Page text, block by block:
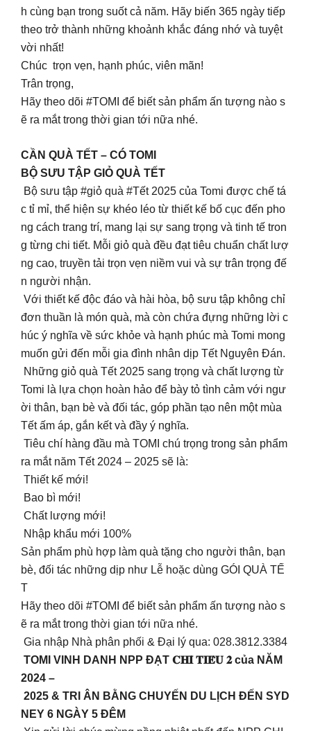
h cùng bạn trong suốt cả năm. Hãy biến 365 ngày tiếp
theo trở thành những khoảnh khắc đáng nhớ và tuyệt
vời nhất!
Chúc trọn vẹn, hạnh phúc, viên mãn!
Trân trọng,
Hãy theo dõi #TOMI để biết sản phẩm ấn tượng nào s
ẽ ra mắt trong thời gian tới nữa nhé.
CẦN QUÀ TẾT – CÓ TOMI
BỘ SƯU TẬP GIỎ QUÀ TẾT
Bộ sưu tập #giỏ quà #Tết 2025 của Tomi được chế tá
c tỉ mỉ, thể hiện sự khéo léo từ thiết kế bố cục đến pho
ng cách trang trí, mang lại sự sang trọng và tinh tế tron
g từng chi tiết. Mỗi giỏ quà đều đạt tiêu chuẩn chất lượ
ng cao, truyền tải trọn vẹn niềm vui và sự trân trọng đế
n người nhận.
Với thiết kế độc đáo và hài hòa, bộ sưu tập không chỉ
đơn thuần là món quà, mà còn chứa đựng những lời c
húc ý nghĩa về sức khỏe và hạnh phúc mà Tomi mong
muốn gửi đến mỗi gia đình nhân dịp Tết Nguyên Đán.
Những giỏ quà Tết 2025 sang trọng và chất lượng từ
Tomi là lựa chọn hoàn hảo để bày tỏ tình cảm với ngư
ời thân, bạn bè và đối tác, góp phần tạo nên một mùa
Tết ấm áp, gắn kết và đầy ý nghĩa.
Tiêu chí hàng đầu mà TOMI chú trọng trong sản phẩm
ra mắt năm Tết 2024 – 2025 sẽ là:
Thiết kế mới!
Bao bì mới!
Chất lượng mới!
Nhập khẩu mới 100%
Sản phẩm phù hợp làm quà tặng cho người thân, bạn
bè, đối tác những dịp như Lễ hoặc dùng GÓI QUÀ TẾ
T
Hãy theo dõi #TOMI để biết sản phẩm ấn tượng nào s
ẽ ra mắt trong thời gian tới nữa nhé.
Gia nhập Nhà phân phối & Đại lý qua: 028.3812.3384
TOMI VINH DANH NPP ĐẠT 𝐂𝐇𝐈̉ 𝐓𝐈𝐄̂𝐔 𝟐 của NĂM
2024 –
2025 & TRI ÂN BẰNG CHUYẾN DU LỊCH ĐẾN SYD
NEY 6 NGÀY 5 ĐÊM